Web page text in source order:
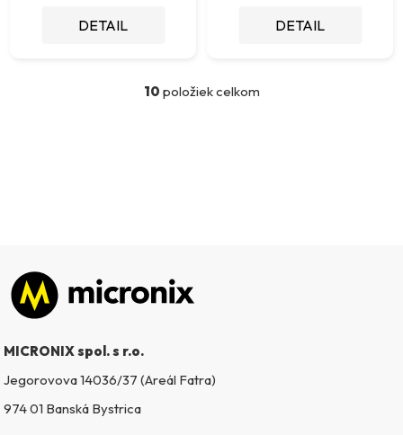
DETAIL DETAIL
O
v
10 položiek celkom
Zápätie
MICRONIX spol. s r.o.
Jegorovova 14036/37 (Areál Fatra)
974 01 Banská Bystrica